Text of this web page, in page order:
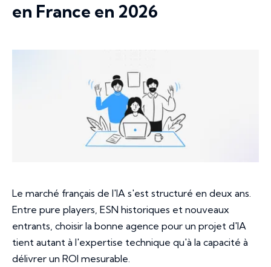
en France en 2026
Le marché français de l'IA s'est structuré en deux ans.
Entre pure players, ESN historiques et nouveaux
entrants, choisir la bonne agence pour un projet d'IA
tient autant à l'expertise technique qu'à la capacité à
délivrer un ROI mesurable.